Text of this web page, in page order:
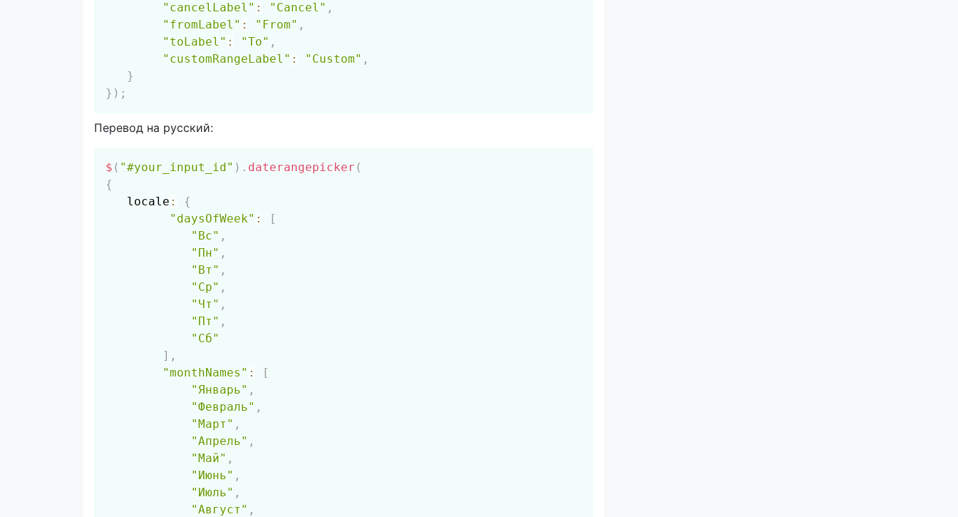
"cancelLabel" : "Cancel" ,
"fromLabel" : "From" ,
"toLabel" : "To" ,
"customRangeLabel" : "Custom" ,
}
} ) ;
Перевод на русский:
$ ( "#your_input_id" ) . daterangepicker (
{
   locale
:
{
"daysOfWeek" :
[
"Вс" ,
"Пн" ,
"Вт" ,
"Ср" ,
"Чт" ,
"Пт" ,
"Сб"
] ,
"monthNames" :
[
"Январь" ,
"Февраль" ,
"Март" ,
"Апрель" ,
"Май" ,
"Июнь" ,
"Июль" ,
"Август" ,